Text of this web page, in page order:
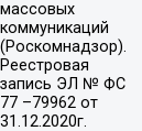
массовых
коммуникаций
(Роскомнадзор).
Реестровая
запись ЭЛ № ФС
77 –79962 от
31.12.2020г.